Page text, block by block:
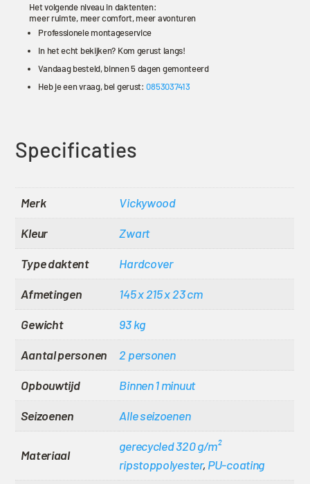
Het volgende niveau in daktenten:
meer ruimte, meer comfort, meer avonturen
Professionele montageservice
In het echt bekijken? Kom gerust langs!
Vandaag besteld, binnen 5 dagen gemonteerd
Heb je een vraag, bel gerust:0853037413
Specificaties
Merk
Vickywood
Kleur
Zwart
Type daktent
Hardcover
Afmetingen
145 x 215 x 23 cm
Gewicht
93 kg
Aantal personen
2 personen
Opbouwtijd
Binnen 1 minuut
Seizoenen
Alle seizoenen
Materiaal
gerecycled 320 g/m²
ripstoppolyester, PU-coating